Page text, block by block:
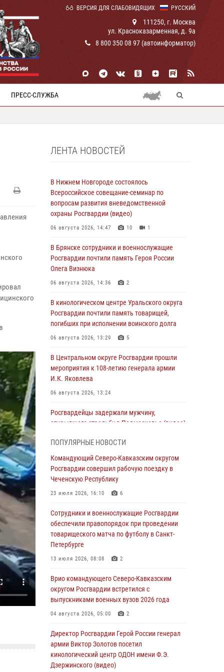
РУССКИЙ
ВЕРСИЯ ДЛЯ СЛАБОВИДЯЩИХ
111250, г. Москва
ул. Красноказарменная, д. 9а
8 800 350 08 97 (автоинформатор)
ПРЕСС-СЛУЖБА
ЛЕНТА НОВОСТЕЙ
В Нижнем Новгороде состоялось
Всероссийское совещание-семинар по
вопросам развития вневедомственной
охраны Росгвардии (видео)
06 августа 2026, 14:47 10 1
В Брянске сотрудники и военнослужащие
Росгвардии почтили память Героя России
Олега Визнюка
06 августа 2026, 14:36 2
В кинологическом центре Уральского округа
Росгвардии почтили память товарищей,
погибших при исполнении воинского долга
06 августа 2026, 13:29 5
В Центральном округе Росгвардии прошли
мероприятия к 108‑летию генерала армии
И.К. Яковлева
06 августа 2026, 13:24
Росгвардейцы задержали мужчину,
открывшего стрельбу в Подмосковье (видео)
Росгвардейцы провели выставку вооружения
для участников сбора «Гвардеец» в Пензе
(видео)
06 августа 2026, 12:00
В Курске росгвардейцы приняли участие в
митинге, посвященном второй годовщине
вторжения ВСУ на территорию области
06 августа 2026, 11:56
задержал правонарушителя, угрожавшего
подростку травматическим пистолетом
06 августа 2026, 11:33 1
ликвидирована крупная нарколаборатория
06 августа 2026, 11:27
В Москве росгвардейцы задержали троих
ПОПУЛЯРНЫЕ НОВОСТИ
Командующий Северо-Кавказским округом
Росгвардии совершил рабочую поездку в
Чеченскую Республику
23 июля 2026, 16:10 6
Сотрудники и военнослужащие Росгвардии
обеспечили правопорядок при проведении
товарищеского матча по футболу в Санкт-
Петербурге
13 июля 2026, 08:08 2
Врио командующего Северо-Кавказским
округом Росгвардии встретился с
выпускниками военных вузов 2026 года
04 августа 2026, 05:00 2
Директор Росгвардии Герой России генерал
армии Виктор Золотов посетил
кинологический центр ОДОН имени Ф.Э.
Дзержинского (видео)